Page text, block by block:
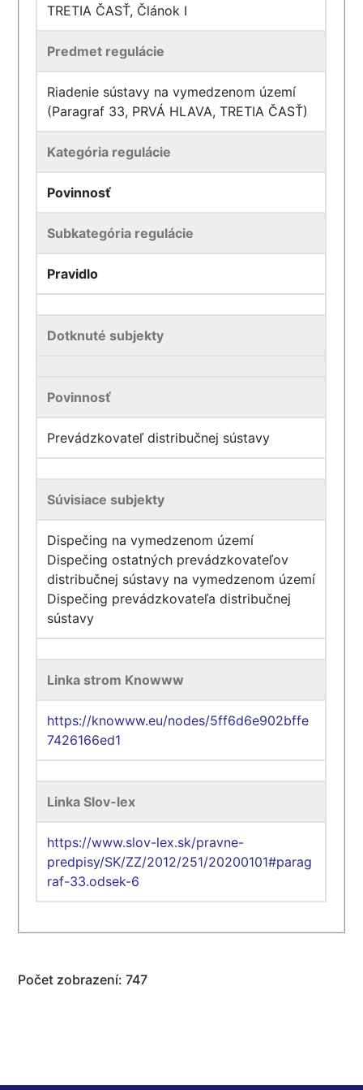
TRETIA ČASŤ, Článok I
Predmet regulácie
Riadenie sústavy na vymedzenom území
(Paragraf 33, PRVÁ HLAVA, TRETIA ČASŤ)
Kategória regulácie
Povinnosť
Subkategória regulácie
Pravidlo
Dotknuté subjekty
Povinnosť
Prevádzkovateľ distribučnej sústavy
Súvisiace subjekty
Dispečing na vymedzenom území
Dispečing ostatných prevádzkovateľov
distribučnej sústavy na vymedzenom území
Dispečing prevádzkovateľa distribučnej
sústavy
Linka strom Knowww
https://knowww.eu/nodes/5ff6d6e902bffe
7426166ed1
Linka Slov-lex
https://www.slov-lex.sk/pravne-
predpisy/SK/ZZ/2012/251/20200101#parag
raf-33.odsek-6
Počet zobrazení: 747